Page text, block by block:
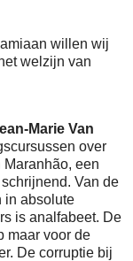
willen wij
welzijn van
Marie Van
over
Maranhão, een
Van de
in absolute
is analfabeet. De
maar voor de
De corruptie bij